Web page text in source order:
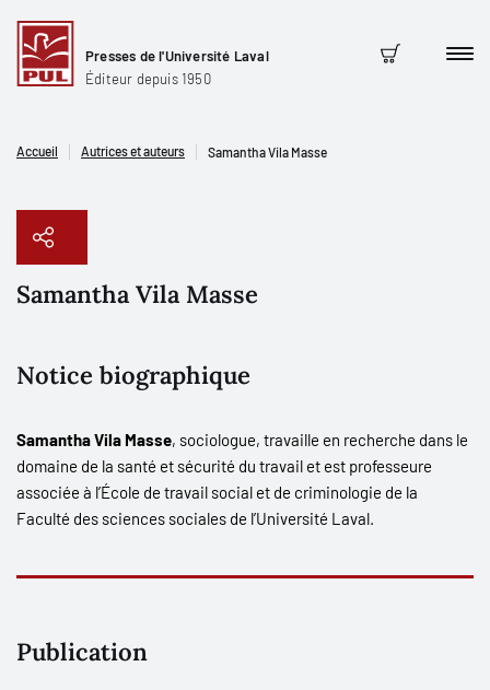
Presses de l'Université Laval
Éditeur depuis 1950
Panier
Accueil Autrices et auteurs Samantha Vila Masse
Samantha Vila Masse
Notice biographique
Samantha Vila Masse, sociologue, travaille en recherche dans le
domaine de la santé et sécurité du travail et est professeure
associée à l’École de travail social et de criminologie de la
Faculté des sciences sociales de l’Université Laval.
Publication